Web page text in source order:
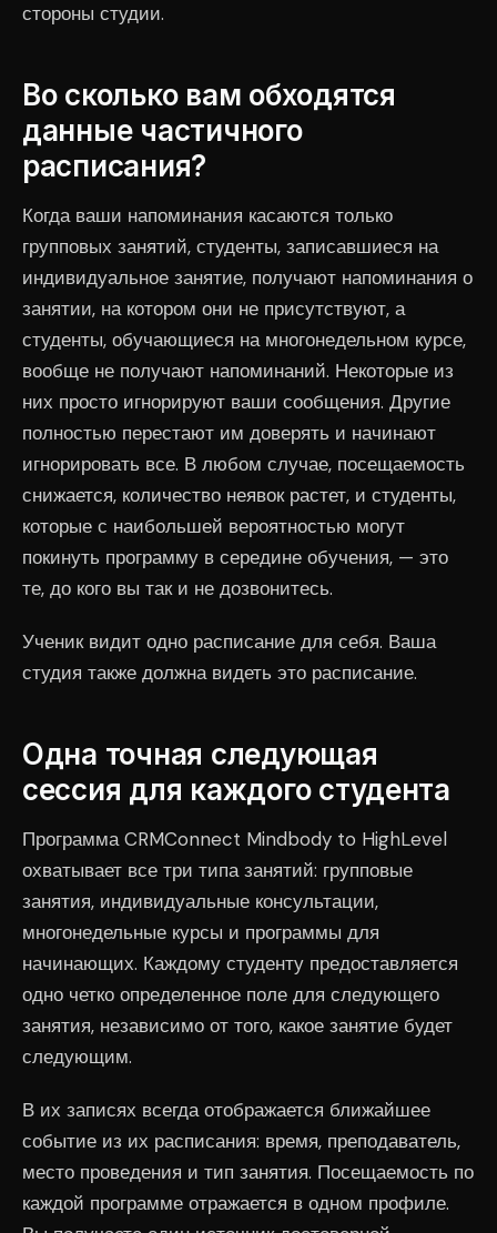
стороны студии.
Во сколько вам обходятся
данные частичного
расписания?
Когда ваши напоминания касаются только
групповых занятий, студенты, записавшиеся на
индивидуальное занятие, получают напоминания о
занятии, на котором они не присутствуют, а
студенты, обучающиеся на многонедельном курсе,
вообще не получают напоминаний. Некоторые из
них просто игнорируют ваши сообщения. Другие
полностью перестают им доверять и начинают
игнорировать все. В любом случае, посещаемость
снижается, количество неявок растет, и студенты,
которые с наибольшей вероятностью могут
покинуть программу в середине обучения, — это
те, до кого вы так и не дозвонитесь.
Ученик видит одно расписание для себя. Ваша
студия также должна видеть это расписание.
Одна точная следующая
сессия для каждого студента
Программа CRMConnect Mindbody to HighLevel
охватывает все три типа занятий: групповые
занятия, индивидуальные консультации,
многонедельные курсы и программы для
начинающих. Каждому студенту предоставляется
одно четко определенное поле для следующего
занятия, независимо от того, какое занятие будет
следующим.
В их записях всегда отображается ближайшее
событие из их расписания: время, преподаватель,
место проведения и тип занятия. Посещаемость по
каждой программе отражается в одном профиле.